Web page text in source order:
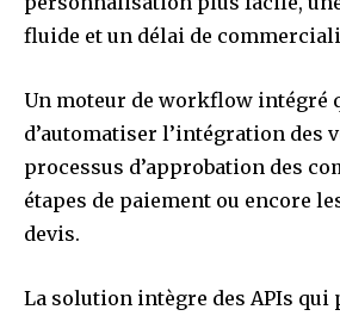
fluide et un délai de
Un moteur de workflow intégré
d’automatiser l’intégration des
processus d’approbation des
étapes de paiement ou encore
devis.
La solution intègre des APIs qui